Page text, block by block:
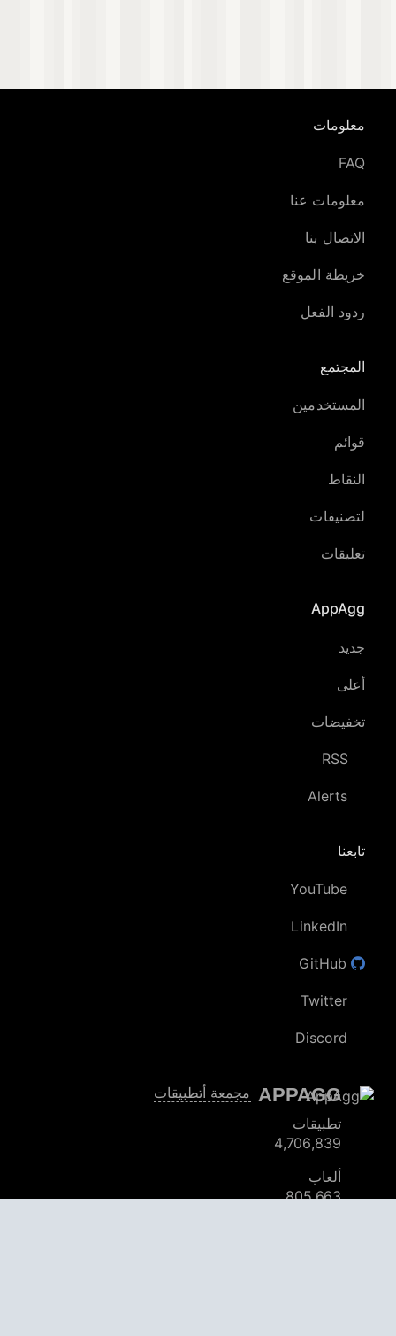
معلومات
FAQ
معلومات عنا
الاتصال بنا
خريطة الموقع
ردود الفعل
المجتمع
المستخدمين
قوائم
النقاط
لتصنيفات
تعليقات
AppAgg
جديد
أعلى
تخفيضات
RSS
Alerts
تابعنا
YouTube
LinkedIn
GitHub
Twitter
Discord
APPAGG مجمعة أتطبيقات
تطبيقات
4,706,839
ألعاب
805,663